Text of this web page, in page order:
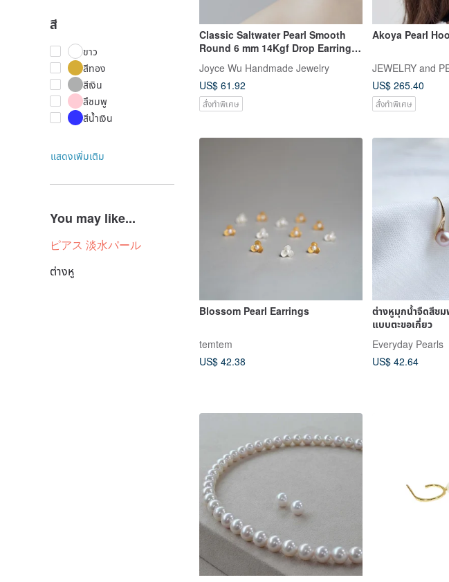
สี
ขาว
สีทอง
สีเงิน
สึชมพู
สีน้ำเงิน
แสดงเพิ่มเติม
You may like...
ピアス 淡水パール
ต่างหู
Classic Saltwater Pearl Smooth
Round 6 mm 14Kgf Drop Earrings
Joyce Wu Handmade Jewelry
US$ 61.92
สั่งทำพิเศษ
Akoya Pearl
JEWELRY and
US$ 265.40
สั่งทำพิเศษ
Blossom Pearl Earrings
temtem
US$ 42.38
ต่างหูมุกน้ำจืดสีชม
แบบตะขอเกี่ยว
Everyday Pearls
US$ 42.64